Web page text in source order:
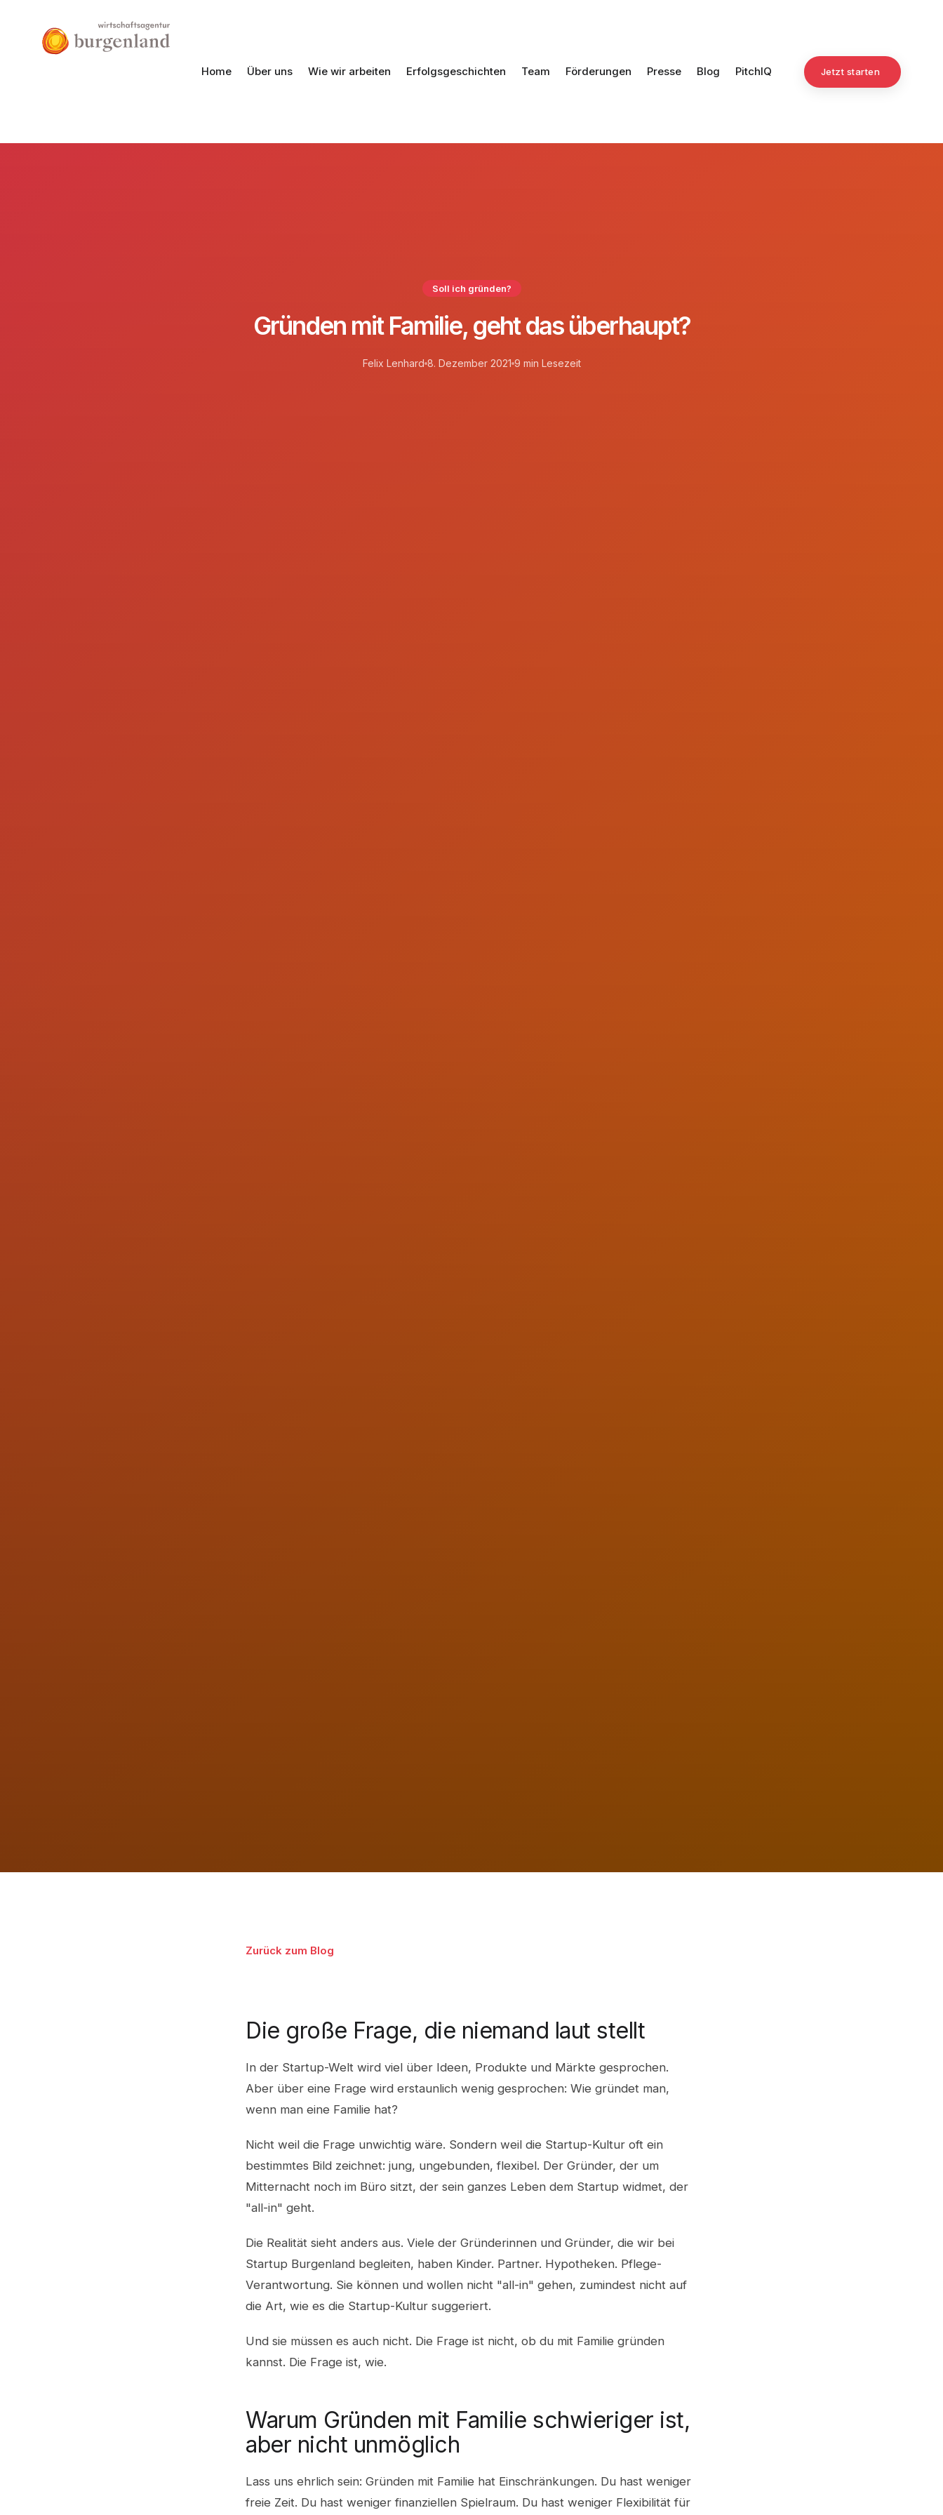
Home Über uns Wie wir arbeiten Erfolgsgeschichten Team Förderungen Presse Blog PitchIQ Jetzt starten
Soll ich gründen?
Gründen mit Familie, geht das überhaupt?
Felix Lenhard 8. Dezember 2021 9 min Lesezeit
Zurück zum Blog
Die große Frage, die niemand laut stellt
In der Startup-Welt wird viel über Ideen, Produkte und Märkte gesprochen.
Aber über eine Frage wird erstaunlich wenig gesprochen: Wie gründet man,
wenn man eine Familie hat?
Nicht weil die Frage unwichtig wäre. Sondern weil die Startup-Kultur oft ein
bestimmtes Bild zeichnet: jung, ungebunden, flexibel. Der Gründer, der um
Mitternacht noch im Büro sitzt, der sein ganzes Leben dem Startup widmet, der
"all-in" geht.
Die Realität sieht anders aus. Viele der Gründerinnen und Gründer, die wir bei
Startup Burgenland begleiten, haben Kinder. Partner. Hypotheken. Pflege-
Verantwortung. Sie können und wollen nicht "all-in" gehen, zumindest nicht auf
die Art, wie es die Startup-Kultur suggeriert.
Und sie müssen es auch nicht. Die Frage ist nicht, ob du mit Familie gründen
kannst. Die Frage ist, wie.
Warum Gründen mit Familie schwieriger ist,
aber nicht unmöglich
Lass uns ehrlich sein: Gründen mit Familie hat Einschränkungen. Du hast weniger
freie Zeit. Du hast weniger finanziellen Spielraum. Du hast weniger Flexibilität für